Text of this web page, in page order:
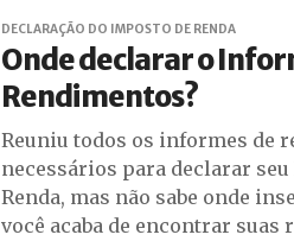
DECLARAÇÃO DO IMPOSTO DE RENDA
Onde declarar o
Rendimentos?
Reuniu todos os informes de
necessários para declarar
Renda, mas não sabe onde
você acaba de encontrar suas